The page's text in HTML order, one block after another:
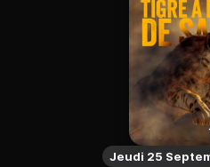
Jeudi 25